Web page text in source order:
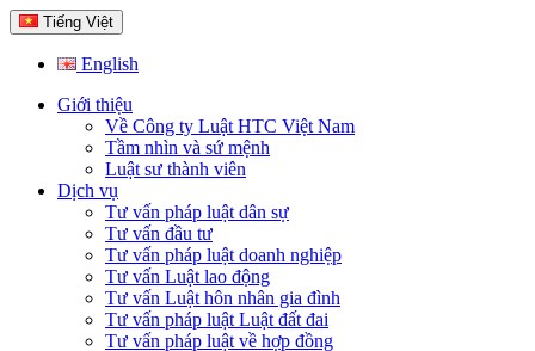
Tiếng Việt
English
Giới thiệu
Về Công ty Luật HTC Việt Nam
Tầm nhìn và sứ mệnh
Luật sư thành viên
Dịch vụ
Tư vấn pháp luật dân sự
Tư vấn đầu tư
Tư vấn pháp luật doanh nghiệp
Tư vấn Luật lao động
Tư vấn Luật hôn nhân gia đình
Tư vấn pháp luật Luật đất đai
Tư vấn pháp luật về hợp đồng